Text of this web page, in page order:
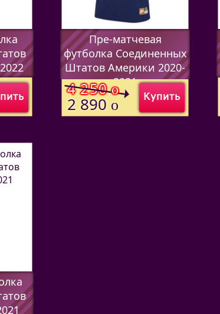
Пре-матчевая
футболка Соединенных
Штатов Америки 2020-
2021
(Код:) Купить
4 250o
2 890 o